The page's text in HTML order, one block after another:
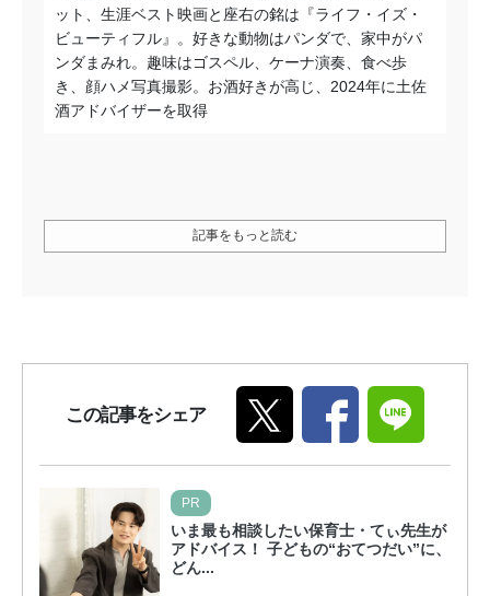
ット、生涯ベスト映画と座右の銘は『ライフ・イズ・
ビューティフル』。好きな動物はパンダで、家中がパ
ンダまみれ。趣味はゴスペル、ケーナ演奏、食べ歩
き、顔ハメ写真撮影。お酒好きが高じ、2024年に土佐
酒アドバイザーを取得
記事をもっと読む
この記事をシェア
PR
いま最も相談したい保育士・てぃ先生が
アドバイス！ 子どもの“おてつだい”に、
どん...